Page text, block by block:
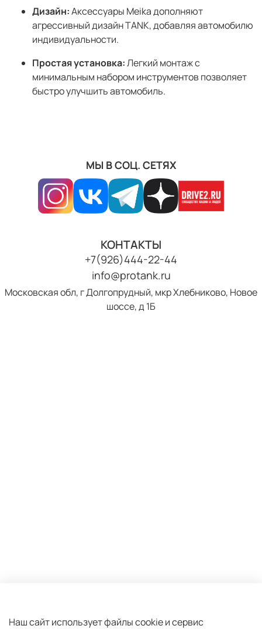
Дизайн:Аксессуары Meika дополняют
агрессивный дизайн TANK, добавляя автомобилю
индивидуальности.
Простая установка:Легкий монтаж с
минимальным набором инструментов позволяет
быстро улучшить автомобиль.
МЫ В СОЦ. СЕТЯХ
КОНТАКТЫ
+7(926)444-22-44
info@protank.ru
Московская обл, г Долгопрудный, мкр Хлебниково, Новое
шоссе, д 1Б
Пользовательское соглашение
Наш сайт использует файлы cookie и сервис